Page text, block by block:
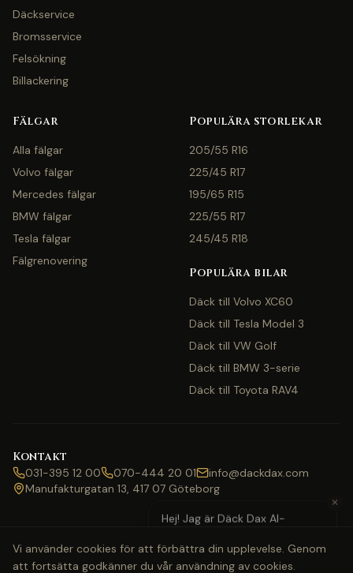
Däckservice
Bromsservice
Felsökning
Billackering
Fälgar
Alla fälgar
Volvo fälgar
Mercedes fälgar
BMW fälgar
Tesla fälgar
Fälgrenovering
Populära storlekar
205/55 R16
225/45 R17
195/65 R15
225/55 R17
245/45 R18
Populära bilar
Däck till Volvo XC60
Däck till Tesla Model 3
Däck till VW Golf
Däck till BMW 3-serie
Däck till Toyota RAV4
Kontakt
031-395 12 00 070-444 20 01
info@dackdax.com
Manufakturgatan 13, 417 07 Göteborg
©2026Däck Dax. Alla rättigheter förbehållna.
✕
Hej! Jag är Däck Dax AI-
med pris eller bokning?
Vi använder cookies för att förbättra din upplevelse. Genom
att fortsätta godkänner du vår användning av cookies.